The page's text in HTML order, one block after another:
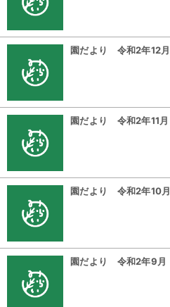
園だより 令和2年12月
園だより 令和2年11月
園だより 令和2年10月
園だより 令和2年9月